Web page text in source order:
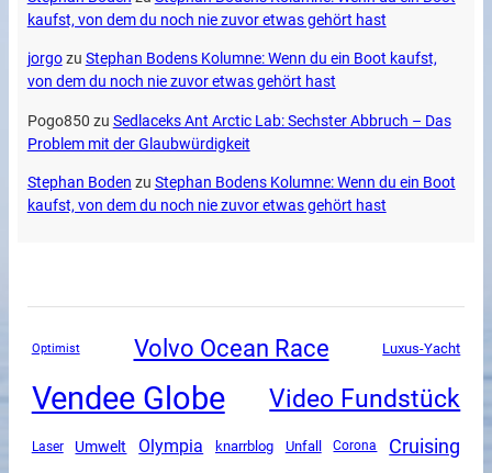
kaufst, von dem du noch nie zuvor etwas gehört hast
jorgozu Stephan Bodens Kolumne: Wenn du ein Boot kaufst,
von dem du noch nie zuvor etwas gehört hast
Pogo850 zu Sedlaceks Ant Arctic Lab: Sechster Abbruch – Das
Problem mit der Glaubwürdigkeit
Stephan Boden zu Stephan Bodens Kolumne: Wenn du ein Boot
kaufst, von dem du noch nie zuvor etwas gehört hast
Optimist Volvo Ocean Race Luxus-Yacht
Vendee Globe Video Fundstück
Laser Umwelt Olympia knarrblog Unfall Corona Cruising